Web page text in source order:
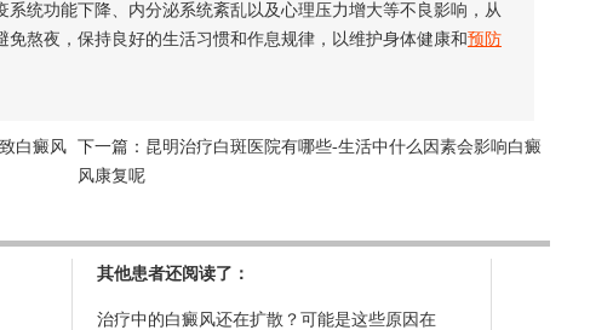
统功能下降、内分泌系统紊乱以及心理压力增大等不良影响，从
熬夜，保持良好的生活习惯和作息规律，以维护身体健康和预防
白癜风 下一篇： 昆明治疗白斑医院有哪些-生活中什么因素会影响白癜
风康复呢
其他患者还阅读了：
治疗中的白癜风还在扩散？可能是这些原因在